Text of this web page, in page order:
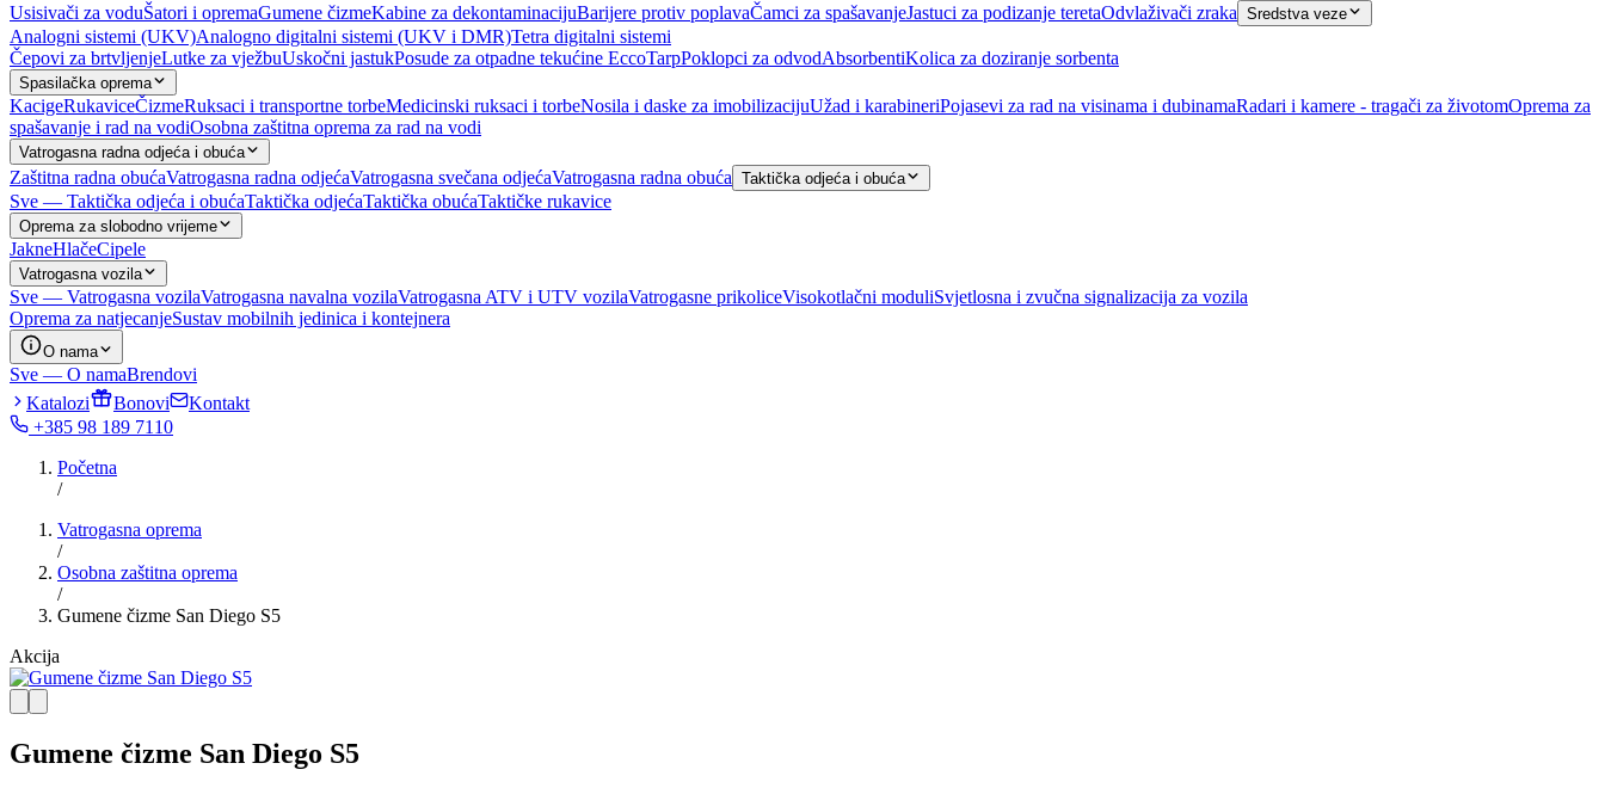
Usisivači za voduŠatori i opremaGumene čizmeKabine za dekontaminacijuBarijere protiv poplavaČamci za spašavanjeJastuci za podizanje teretaOdvlaživači zraka Sredstva veze
Analogni sistemi (UKV)Analogno digitalni sistemi (UKV i DMR)Tetra digitalni sistemi
Čepovi za brtvljenjeLutke za vježbuUskočni jastukPosude za otpadne tekućine EccoTarpPoklopci za odvodAbsorbentiKolica za doziranje sorbenta
Spasilačka oprema
KacigeRukaviceČizmeRuksaci i transportne torbeMedicinski ruksaci i torbeNosila i daske za imobilizacijuUžad i karabineriPojasevi za rad na visinama i dubinamaRadari i kamere - tragači za životomOprema za
spašavanje i rad na vodiOsobna zaštitna oprema za rad na vodi
Vatrogasna radna odjeća i obuća
Zaštitna radna obućaVatrogasna radna odjećaVatrogasna svečana odjećaVatrogasna radna obuća Taktička odjeća i obuća
Sve — Taktička odjeća i obućaTaktička odjećaTaktička obućaTaktičke rukavice
Oprema za slobodno vrijeme
JakneHlačeCipele
Vatrogasna vozila
Sve — Vatrogasna vozilaVatrogasna navalna vozilaVatrogasna ATV i UTV vozilaVatrogasne prikoliceVisokotlačni moduliSvjetlosna i zvučna signalizacija za vozila
Oprema za natjecanjeSustav mobilnih jedinica i kontejnera
O nama
Sve — O namaBrendovi
Katalozi
Bonovi
Kontakt
+385 98 189 7110
Početna
/
Vatrogasna oprema
/
Osobna zaštitna oprema
/
Gumene čizme San Diego S5
Akcija
Gumene čizme San Diego S5